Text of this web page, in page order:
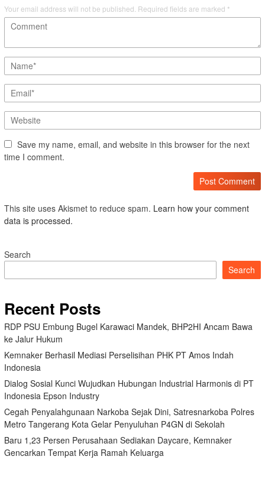
Your email address will not be published. Required fields are marked *
Save my name, email, and website in this browser for the next
time I comment.
This site uses Akismet to reduce spam. Learn how your comment
data is processed.
Search
Search
Recent Posts
RDP PSU Embung Bugel Karawaci Mandek, BHP2HI Ancam Bawa
ke Jalur Hukum
Kemnaker Berhasil Mediasi Perselisihan PHK PT Amos Indah
Indonesia
Dialog Sosial Kunci Wujudkan Hubungan Industrial Harmonis di PT
Indonesia Epson Industry
Cegah Penyalahgunaan Narkoba Sejak Dini, Satresnarkoba Polres
Metro Tangerang Kota Gelar Penyuluhan P4GN di Sekolah
Baru 1,23 Persen Perusahaan Sediakan Daycare, Kemnaker
Gencarkan Tempat Kerja Ramah Keluarga